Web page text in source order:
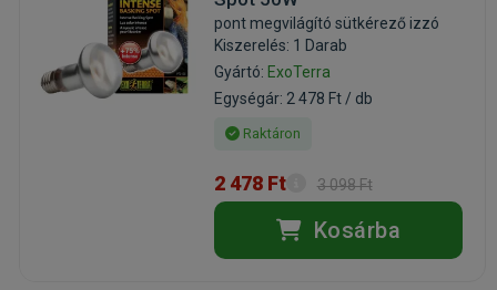
pont megvilágító sütkérező izzó
Kiszerelés: 1 Darab
Gyártó: ExoTerra
Egységár: 2 478 Ft / db
Raktáron
2 478 Ft 3 098 Ft
Kosárba